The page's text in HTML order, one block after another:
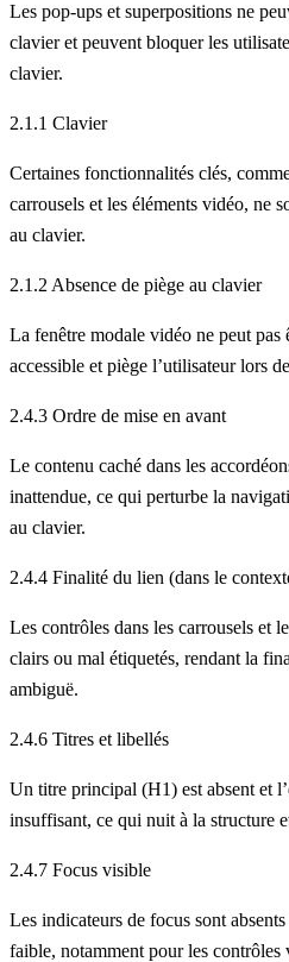
Les pop-ups et superpositions ne
clavier et peuvent bloquer les
clavier.
2.1.1 Clavier
Certaines fonctionnalités clés,
carrousels et les éléments vidéo, ne
au clavier.
2.1.2 Absence de piège au clavier
La fenêtre modale vidéo ne peut pas
accessible et piège l’utilisateur lors
2.4.3 Ordre de mise en avant
Le contenu caché dans les
inattendue, ce qui perturbe la
au clavier.
2.4.4 Finalité du lien (dans le
Les contrôles dans les carrousels et
clairs ou mal étiquetés, rendant la
ambiguë.
2.4.6 Titres et libellés
Un titre principal (H1) est absent et
insuffisant, ce qui nuit à la structure
2.4.7 Focus visible
Les indicateurs de focus sont
faible, notamment pour les contrôles